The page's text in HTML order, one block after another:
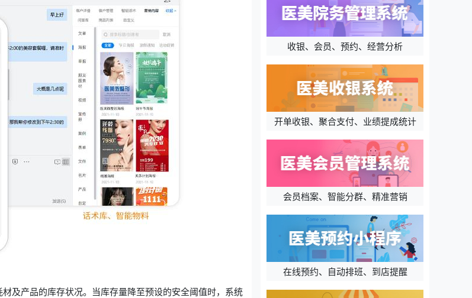
及产品的库存状况。当库存量降至预设的安全阈值时，系统
收银、会员、预约、经营分析
开单收银、聚合支付、业绩提成统计
会员档案、智能分群、精准营销
在线预约、自动排班、到店提醒